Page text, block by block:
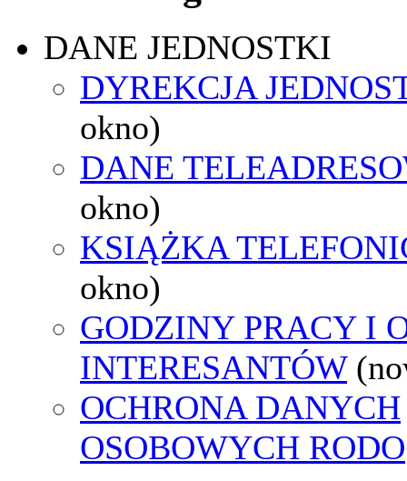
DANE JEDNOSTKI
DYREKCJA
okno)
DANE
okno)
KSIĄŻKA
okno)
GODZINY PRACY I
INTERESANTÓW
OCHRONA DANYCH
OSOBOWYCH RODO